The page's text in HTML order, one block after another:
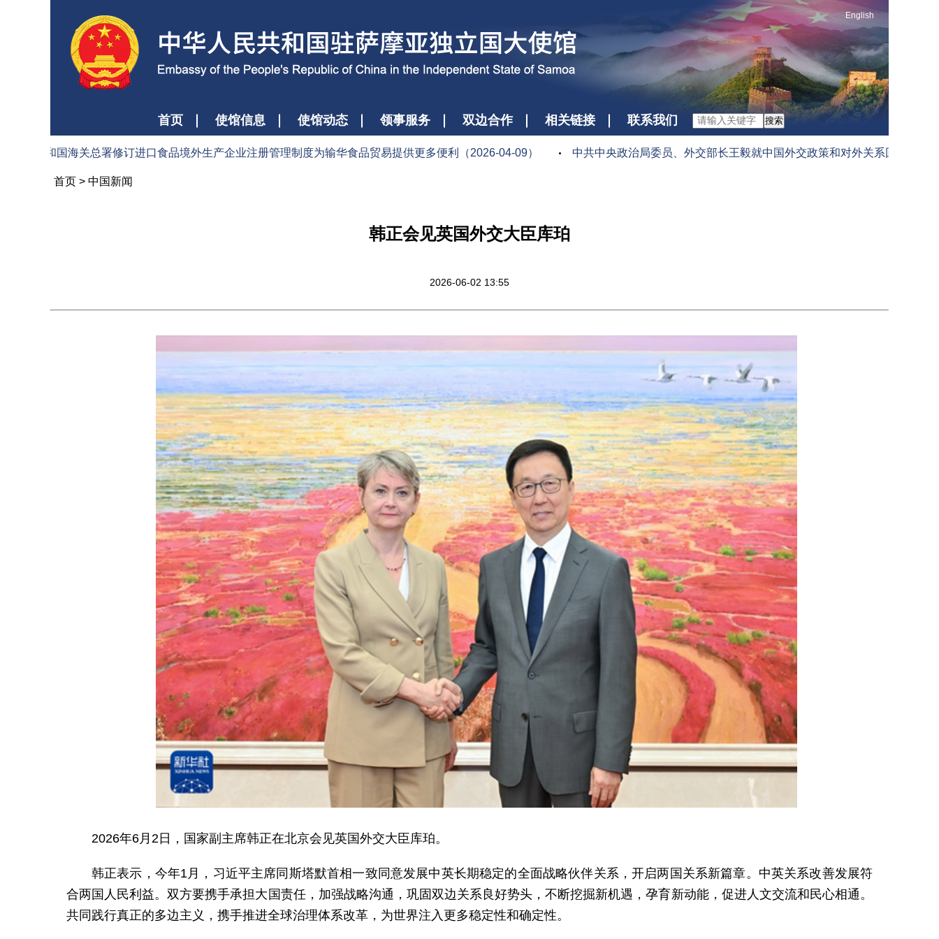
English
首页 使馆信息 使馆动态 领事服务 双边合作 相关链接 联系我们 搜索
民共和国海关总署修订进口食品境外生产企业注册管理制度为输华食品贸易提供更多便利（2026-04-09） 中共中央政治局委员、外交部长王毅就中国外交政策和对外关系回答中外记
首页 > 中国新闻
韩正会见英国外交大臣库珀
2026-06-02 13:55
2026年6月2日，国家副主席韩正在北京会见英国外交大臣库珀。
韩正表示，今年1月，习近平主席同斯塔默首相一致同意发展中英长期稳定的全面战略伙伴关系，开启两国关系新篇章。中英关系改善发展符
合两国人民利益。双方要携手承担大国责任，加强战略沟通，巩固双边关系良好势头，不断挖掘新机遇，孕育新动能，促进人文交流和民心相通。
共同践行真正的多边主义，携手推进全球治理体系改革，为世界注入更多稳定性和确定性。